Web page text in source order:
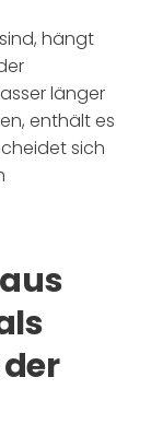
hängt
länger
enthält es
sich